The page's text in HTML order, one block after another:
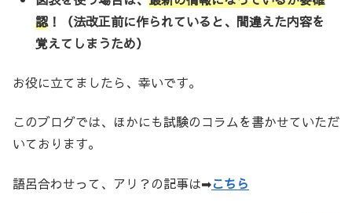
認！（法改正前に作られていると、間違えた内容を
覚えてしまうため）
お役に立てましたら、幸いです。
このブログでは、ほかにも試験のコラムを書かせていただ
いております。
語呂合わせって、アリ？の記事は➡こちら